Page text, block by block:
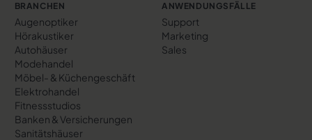
BRANCHEN
Augenoptiker
Hörakustiker
Autohäuser
Modehandel
Möbel- & Küchengeschäft
Elektrohandel
Fitnessstudios
Banken & Versicherungen
Sanitätshäuser
ANWENDUNGSFÄLLE
Support
Marketing
Sales